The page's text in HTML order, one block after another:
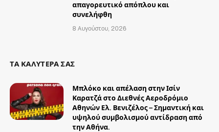
απαγορευτικό απόπλου και
συνελήφθη
8 Αυγούστου, 2026
ΤΑ ΚΑΛΥΤΕΡΑ ΣΑΣ
Μπλόκο και απέλαση στην Ισίν
Καρατζά στο Διεθνές Αεροδρόμιο
Αθηνών Ελ. Βενιζέλος – Σημαντική και
υψηλού συμβολισμού αντίδραση από
την Αθήνα.